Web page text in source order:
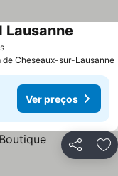
Lausanne
de Cheseaux-sur-Lausanne
Ver preços
Partilhar